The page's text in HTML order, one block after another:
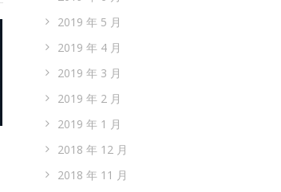
2019 年 5 月
2019 年 4 月
2019 年 3 月
2019 年 2 月
2019 年 1 月
2018 年 12 月
2018 年 11 月